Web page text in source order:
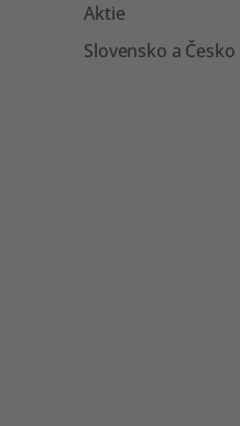
Aktie
Slovensko a Česko